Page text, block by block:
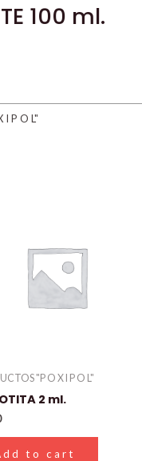
100 ml.
I P O L"
"P O X I P O L"
2 ml.
to cart